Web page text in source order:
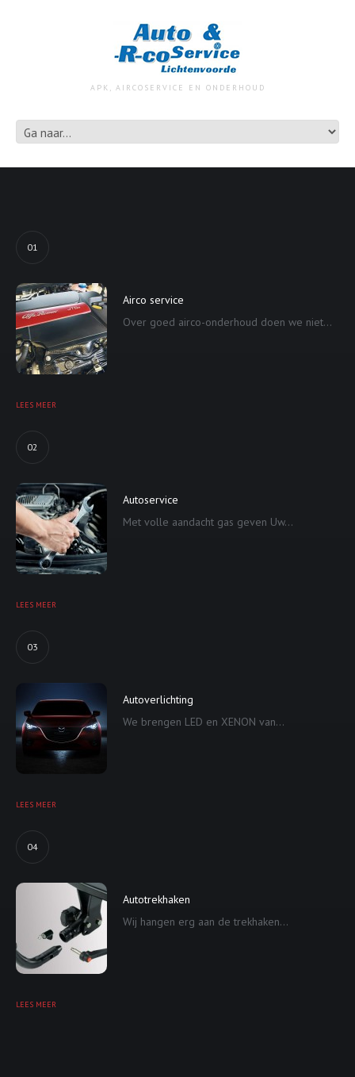
APK, AIRCOSERVICE EN ONDERHOUD
01
Airco service
Over goed airco-onderhoud doen we niet...
LEES MEER
02
Autoservice
Met volle aandacht gas geven Uw...
LEES MEER
03
Autoverlichting
We brengen LED en XENON van...
LEES MEER
04
Autotrekhaken
Wij hangen erg aan de trekhaken...
LEES MEER